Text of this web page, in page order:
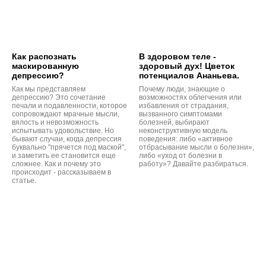
Как распознать
маскированную
депрессию?
Как мы представляем
депрессию? Это сочетание
печали и подавленности, которое
сопровождают мрачные мысли,
вялость и невозможность
испытывать удовольствие. Но
бывают случаи, когда депрессия
буквально "прячется под маской",
и заметить ее становится еще
сложнее. Как и почему это
происходит - рассказываем в
статье.
В здоровом теле -
здоровый дух! Цветок
потенциалов Ананьева.
Почему люди, знающие о
возможностях облегчения или
избавления от страдания,
вызванного симптомами
болезней, выбирают
неконструктивную модель
поведения: либо «активное
отбрасывание мысли о болезни»,
либо «уход от болезни в
работу»? Давайте разбираться.